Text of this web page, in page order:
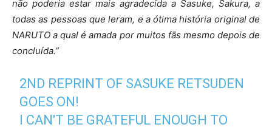
não poderia estar mais agradecida a Sasuke, Sakura, a
todas as pessoas que leram, e a ótima história original de
NARUTO a qual é amada por muitos fãs mesmo depois de
concluída.”
2ND REPRINT OF SASUKE RETSUDEN
GOES ON!
I CAN'T BE GRATEFUL ENOUGH TO